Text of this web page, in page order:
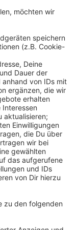
rät der ADAC
komme
Thomas
noch
das schon
für den
18 und 19 Uhr